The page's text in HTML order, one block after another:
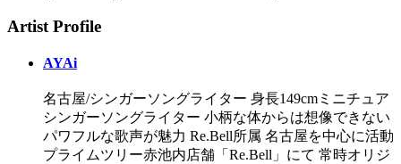
Artist Profile
AYAi
名古屋/シンガーソングライター 身長149cmミニチュア
シンガーソングライター 小柄な体からは想像できない
パワフルな歌声が魅力 Re.Bell所属 名古屋を中心に活動
プライムツリー赤池内店舗「Re.Bell」にて 常時オリジ